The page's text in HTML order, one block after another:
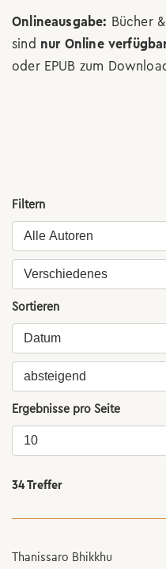
Onlineausgabe: Bücher
sind nur Online
oder EPUB zum
Filtern
Sortieren
Ergebnisse pro Seite
34 Treffer
Thanissaro Bhikkhu